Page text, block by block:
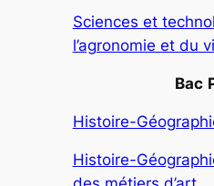
Sciences et
l’agronomie et du
Bac
Histoire-
Histoire-